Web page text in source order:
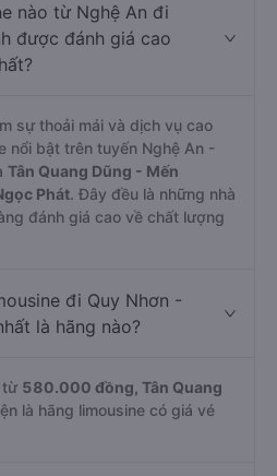
nào từ Nghệ An đi
được đánh giá cao
sự thoải mái và dịch vụ cao
nổi bật trên tuyến Nghệ An -
Tân Quang Dũng - Mến
Phát. Đây đều là những nhà
đánh giá cao về chất lượng
đi Quy Nhơn -
là hãng nào?
từ 580.000 đồng, Tân Quang
là hãng limousine có giá vé